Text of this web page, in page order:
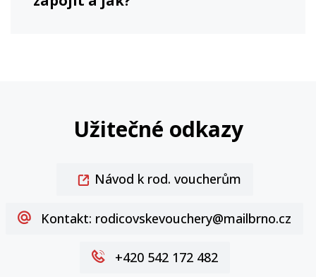
Užitečné odkazy
Návod k rod. voucherům
Kontakt: rodicovskevouchery@mailbrno.cz
+420 542 172 482